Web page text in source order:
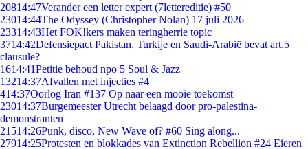
20814:47Verander een letter expert (7lettereditie) #50
23014:44The Odyssey (Christopher Nolan) 17 juli 2026
23314:43Het FOK!kers maken teringherrie topic
3714:42Defensiepact Pakistan, Turkije en Saudi-Arabië bevat art.5
clausule?
1614:41Petitie behoud npo 5 Soul & Jazz
13214:37Afvallen met injecties #4
414:37Oorlog Iran #137 Op naar een mooie toekomst
23014:37Burgemeester Utrecht belaagd door pro-palestina-
demonstranten
21514:26Punk, disco, New Wave of? #60 Sing along...
27914:25Protesten en blokkades van Extinction Rebellion #24 Eieren